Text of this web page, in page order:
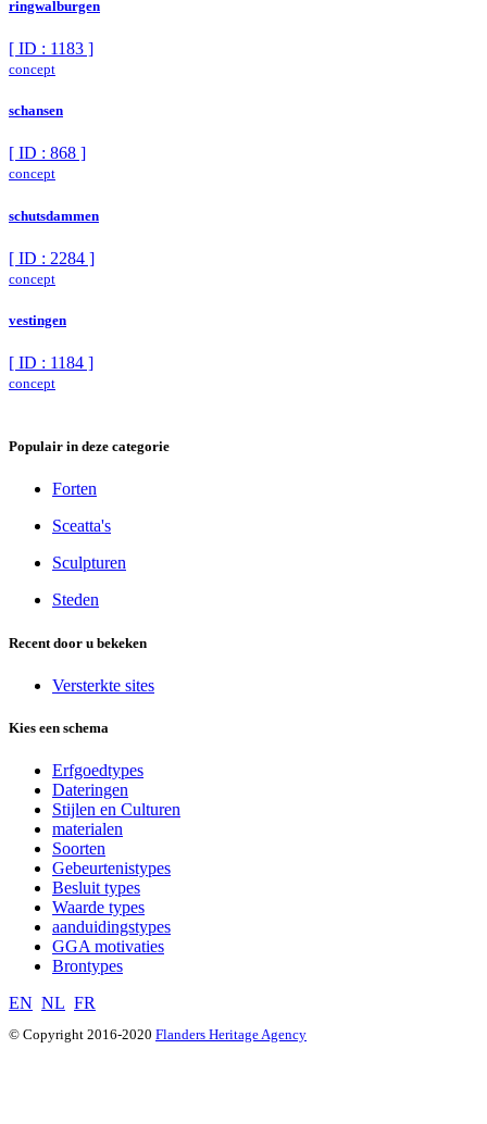
ringwalburgen
[ ID : 1183 ]
concept
schansen
[ ID : 868 ]
concept
schutsdammen
[ ID : 2284 ]
concept
vestingen
[ ID : 1184 ]
concept
Populair in deze categorie
Forten
Sceatta's
Sculpturen
Steden
Recent door u bekeken
Versterkte sites
Kies een schema
Erfgoedtypes
Dateringen
Stijlen en Culturen
materialen
Soorten
Gebeurtenistypes
Besluit types
Waarde types
aanduidingstypes
GGA motivaties
Brontypes
EN NL FR
© Copyright 2016-2020 Flanders Heritage Agency